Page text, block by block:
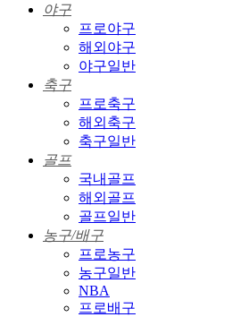
야구
프로야구
해외야구
야구일반
축구
프로축구
해외축구
축구일반
골프
국내골프
해외골프
골프일반
농구/배구
프로농구
농구일반
NBA
프로배구